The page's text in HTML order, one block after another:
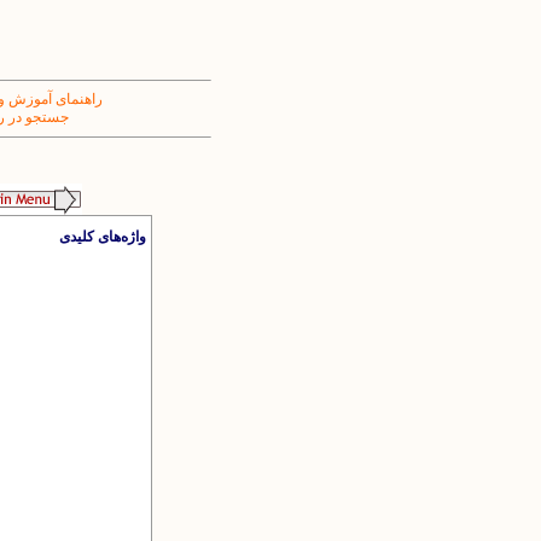
راهنمای آموزش
جستجو در
واژه‌های کلیدی